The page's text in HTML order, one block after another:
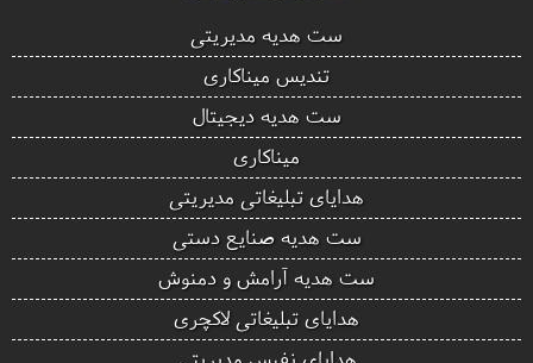
ست هدیه مدیریتی
تندیس میناکاری
ست هدیه دیجیتال
میناکاری
هدایای تبلیغاتی مدیریتی
ست هدیه صنایع دستی
ست هدیه آرامش و دمنوش
هدایای تبلیغاتی لاکچری